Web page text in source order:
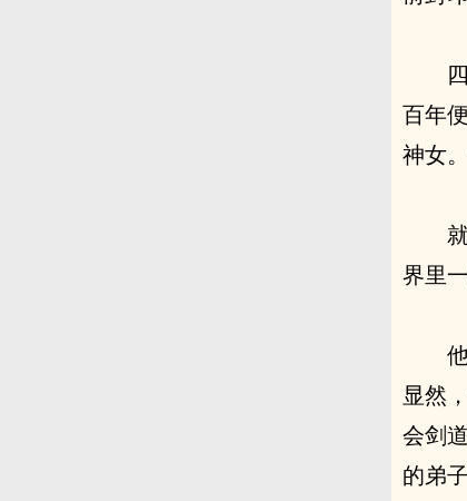
百年
神女
界里
显然
会剑
的弟子